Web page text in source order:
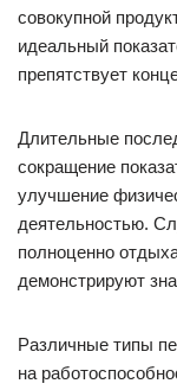
совокупной
идеальный
препятствует
Длительные
сокращение
улучшение
деятельностью.
полноценно
демонстрируют
Различные типы
на